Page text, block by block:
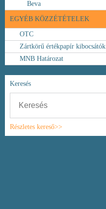
Beva
EGYÉB KÖZZÉTÉTELEK
OTC
Zártkörű értékpapír kibocsátók
MNB Határozat
Keresés
Részletes kereső>>